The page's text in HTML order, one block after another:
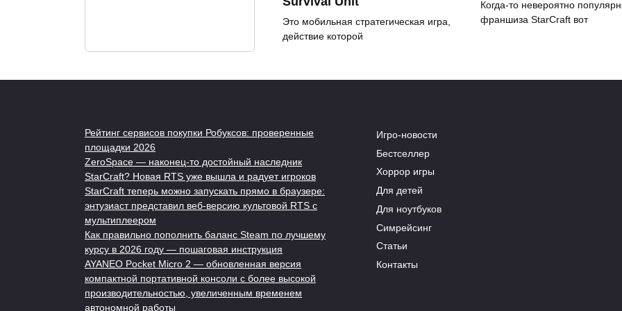
Это мобильная стратегическая игра,
действие которой
Когда-то невероятно
франшиза StarCraft вот
Рейтинг сервисов покупки Робуксов: проверенные
площадки 2026
ZeroSpace — наконец-то достойный наследник
StarCraft? Новая RTS уже вышла и радует игроков
StarCraft теперь можно запускать прямо в браузере:
энтузиаст представил веб-версию культовой RTS с
мультиплеером
Как правильно пополнить баланс Steam по лучшему
курсу в 2026 году — пошаговая инструкция
AYANEO Pocket Micro 2 — обновленная версия
компактной портативной консоли с более высокой
производительностью, увеличенным временем
автономной работы
Игро-новости
Бестселлер
Хоррор игры
Для детей
Для ноутбуков
Симрейсинг
Статьи
Контакты